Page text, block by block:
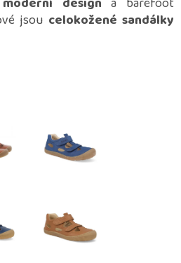
jsou celokožené sandálky